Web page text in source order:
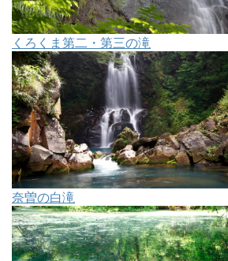
くろくま第二・第三の滝
奈曽の白滝